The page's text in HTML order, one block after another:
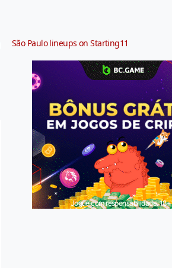
São Paulo lineups on Starting11
Jogue com responsabilidade. 18+